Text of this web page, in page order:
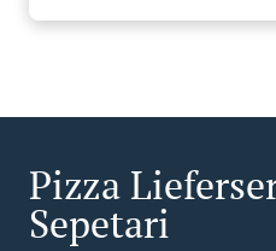
Pizza
Sepetari